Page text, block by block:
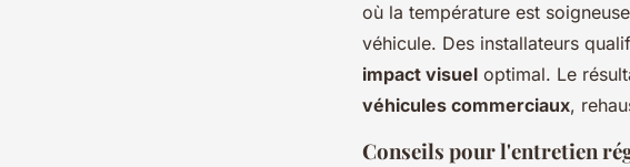
où la température est
véhicule. Des installateurs
impact visuel optimal. Le
véhicules commerciaux,
Conseils pour l'entretien